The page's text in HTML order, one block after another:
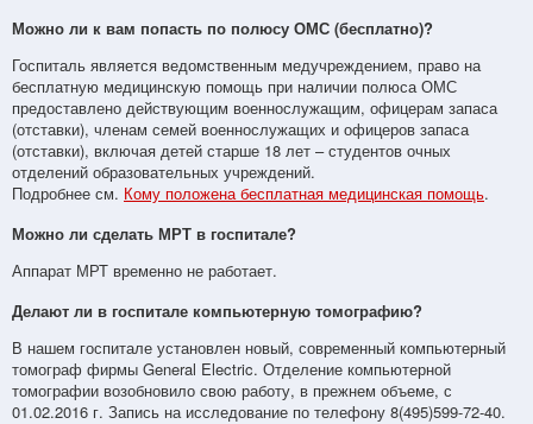
Можно ли к вам попасть по полюсу ОМС (бесплатно)?
Госпиталь является ведомственным медучреждением, право на
бесплатную медицинскую помощь при наличии полюса ОМС
предоставлено действующим военнослужащим, офицерам запаса
(отставки), членам семей военнослужащих и офицеров запаса
(отставки), включая детей старше 18 лет – студентов очных
отделений образовательных учреждений.
Подробнее см. Кому положена бесплатная медицинская помощь.
Можно ли сделать МРТ в госпитале?
Аппарат МРТ временно не работает.
Делают ли в госпитале компьютерную томографию?
В нашем госпитале установлен новый, современный компьютерный
томограф фирмы General Electric. Отделение компьютерной
томографии возобновило свою работу, в прежнем объеме, с
01.02.2016 г. Запись на исследование по телефону 8(495)599-72-40.